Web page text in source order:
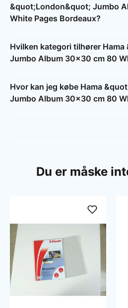
&quot;London&quot; Jumbo
White Pages Bordeaux?
Hvilken kategori tilhører
Jumbo Album 30x30 cm 80
Hvor kan jeg købe Hama
Jumbo Album 30x30 cm 80
Du er måske